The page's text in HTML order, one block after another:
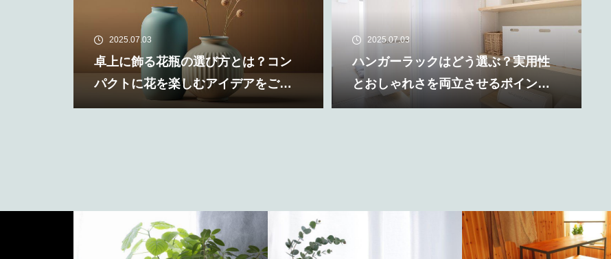
2025.07.03
卓上に飾る花瓶の選び方とは？コン
パクトに花を楽しむアイデアをご紹
介
2025.07.03
ハンガーラックはどう選ぶ？実用性
とおしゃれさを両立させるポイント
を解説